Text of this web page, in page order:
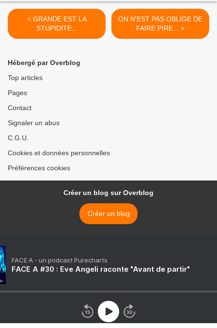
< GRANDE EST LA
STUPIDITE...
ON N'EST PAS OBLIGE DE
FAIRE PIRE... >
Hébergé par Overblog
Top articles
Pages
Contact
Signaler un abus
C.G.U.
Cookies et données personnelles
Préférences cookies
Créer un blog sur Overblog
Créer un blog
FACE A - un podcast Purecharts
FACE A #30 : Eve Angeli raconte "Avant de partir"